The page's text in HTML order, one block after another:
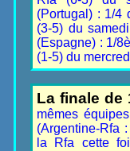
(Portugal) : 1/4
(3-5) du
(Espagne) : 1/
(1-5) du
La finale de
mêmes
(Argentine-Rfa
la Rfa cette